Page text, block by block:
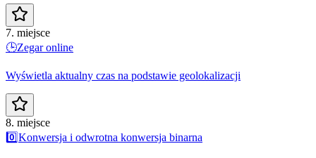
7. miejsce
🕒Zegar online
Wyświetla aktualny czas na podstawie geolokalizacji
8. miejsce
0️⃣Konwersja i odwrotna konwersja binarna